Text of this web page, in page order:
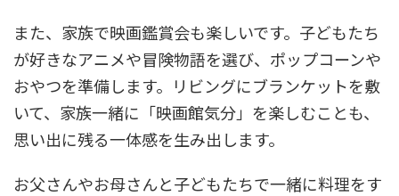
また、家族で映画鑑賞会も楽しいです。子どもたち
が好きなアニメや冒険物語を選び、ポップコーンや
おやつを準備します。リビングにブランケットを敷
いて、家族一緒に「映画館気分」を楽しむことも、
思い出に残る一体感を生み出します。
お父さんやお母さんと子どもたちで一緒に料理をす